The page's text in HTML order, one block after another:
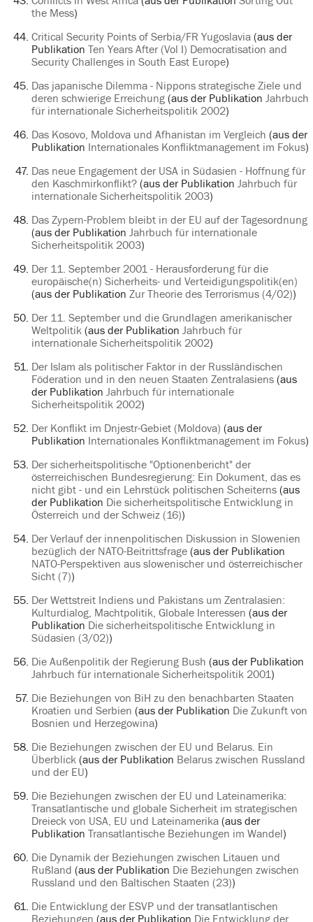
the Mess)
Critical Security Points of Serbia/FR Yugoslavia(aus der
Publikation Ten Years After (Vol I) Democratisation and
Security Challenges in South East Europe)
Das japanische Dilemma - Nippons strategische Ziele und
deren schwierige Erreichung(aus der Publikation Jahrbuch
für internationale Sicherheitspolitik 2002)
Das Kosovo, Moldova und Afhanistan im Vergleich (aus der
Publikation Internationales Konfliktmanagement im Fokus)
Das neue Engagement der USA in Südasien - Hoffnung für
den Kaschmirkonflikt?(aus der Publikation Jahrbuch für
internationale Sicherheitspolitik 2003)
Das Zypern-Problem bleibt in der EU auf der Tagesordnung
(aus der Publikation Jahrbuch für internationale
Sicherheitspolitik 2003)
Der 11. September 2001 - Herausforderung für die
europäische(n) Sicherheits- und Verteidigungspolitik(en)
(aus der Publikation Zur Theorie des Terrorismus (4/02))
Der 11. September und die Grundlagen amerikanischer
Weltpolitik (aus der Publikation Jahrbuch für
internationale Sicherheitspolitik 2002)
Der Islam als politischer Faktor in der Russländischen
Föderation und in den neuen Staaten Zentralasiens(aus
der Publikation Jahrbuch für internationale
Sicherheitspolitik 2002)
Der Konflikt im Dnjestr-Gebiet (Moldova) (aus der
Publikation Internationales Konfliktmanagement im Fokus)
Der sicherheitspolitische "Optionenbericht" der
österreichischen Bundesregierung: Ein Dokument, das es
nicht gibt - und ein Lehrstück politischen Scheiterns(aus
der Publikation Die sicherheitspolitische Entwicklung in
Österreich und der Schweiz (16))
Der Verlauf der innenpolitischen Diskussion in Slowenien
bezüglich der NATO-Beitrittsfrage(aus der Publikation
NATO-Perspektiven aus slowenischer und österreichischer
Sicht (7))
Der Wettstreit Indiens und Pakistans um Zentralasien:
Kulturdialog, Machtpolitik, Globale Interessen (aus der
Publikation Die sicherheitspolitische Entwicklung in
Südasien (3/02))
Die Außenpolitik der Regierung Bush (aus der Publikation
Jahrbuch für internationale Sicherheitspolitik 2001 )
Die Beziehungen von BiH zu den benachbarten Staaten
Kroatien und Serbien (aus der Publikation Die Zukunft von
Bosnien und Herzegowina)
Die Beziehungen zwischen der EU und Belarus. Ein
Überblick (aus der Publikation Belarus zwischen Russland
und der EU)
Die Beziehungen zwischen der EU und Lateinamerika:
Transatlantische und globale Sicherheit im strategischen
Dreieck von USA, EU und Lateinamerika(aus der
Publikation Transatlantische Beziehungen im Wandel)
Die Dynamik der Beziehungen zwischen Litauen und
Rußland (aus der Publikation Die Beziehungen zwischen
Russland und den Baltischen Staaten (23))
Die Entwicklung der ESVP und der transatlantischen
Beziehungen (aus der Publikation Die Entwicklung der